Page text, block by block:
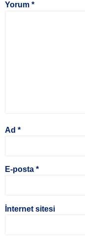
Yorum *
Ad *
E-posta *
İnternet sitesi